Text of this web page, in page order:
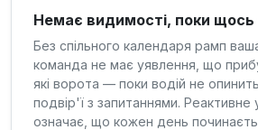
Немає видимості, поки щось
Без спільного календаря рамп
команда не має уявлення, що
які ворота — поки водій не
подвір'ї з запитаннями. Реактивне
означає, що кожен день